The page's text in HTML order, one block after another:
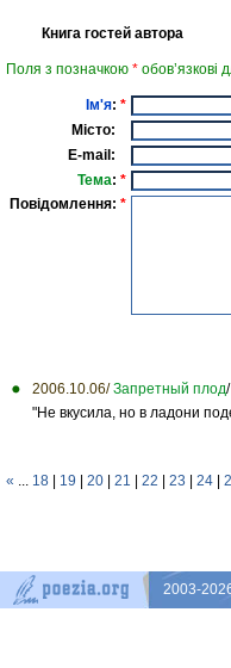
Книга гостей автора
Поля з позначкою *
Ім'я: *
Місто:
E-mail:
Тема: *
Повідомлення: *
2006.10.06/ Запретный плод/
"Не вкусила, но в ладони
« ... 18 19 20 21 22 23 24
2003-